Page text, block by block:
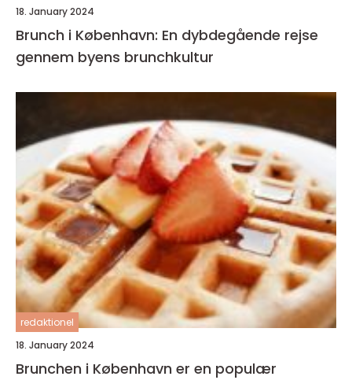
18. January 2024
Brunch i København: En dybdegående rejse
gennem byens brunchkultur
redaktionel
18. January 2024
Brunchen i København er en populær